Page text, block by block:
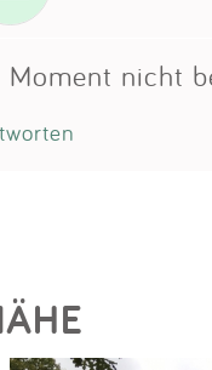
Moment nicht